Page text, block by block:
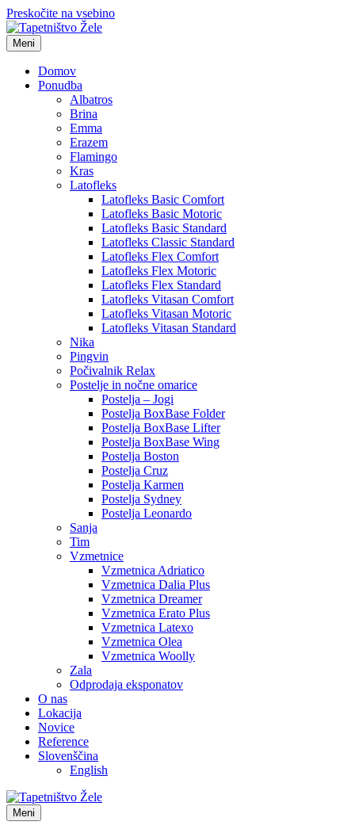
Preskočite na vsebino
Meni
Domov
Ponudba
Albatros
Brina
Emma
Erazem
Flamingo
Kras
Latofleks
Latofleks Basic Comfort
Latofleks Basic Motoric
Latofleks Basic Standard
Latofleks Classic Standard
Latofleks Flex Comfort
Latofleks Flex Motoric
Latofleks Flex Standard
Latofleks Vitasan Comfort
Latofleks Vitasan Motoric
Latofleks Vitasan Standard
Nika
Pingvin
Počivalnik Relax
Postelje in nočne omarice
Postelja – Jogi
Postelja BoxBase Folder
Postelja BoxBase Lifter
Postelja BoxBase Wing
Postelja Boston
Postelja Cruz
Postelja Karmen
Postelja Sydney
Postelja Leonardo
Sanja
Tim
Vzmetnice
Vzmetnica Adriatico
Vzmetnica Dalia Plus
Vzmetnica Dreamer
Vzmetnica Erato Plus
Vzmetnica Latexo
Vzmetnica Olea
Vzmetnica Woolly
Zala
Odprodaja eksponatov
O nas
Lokacija
Novice
Reference
Slovenščina
English
Meni